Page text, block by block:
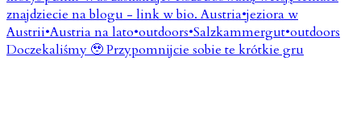
Doczekaliśmy 🥹 Przypomnijcie sobie te krótkie gru